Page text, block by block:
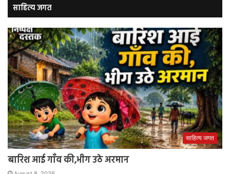
साहित्य जगत
साहित्य जगत
बारिश आई गाँव की,भीग उठे अरमान